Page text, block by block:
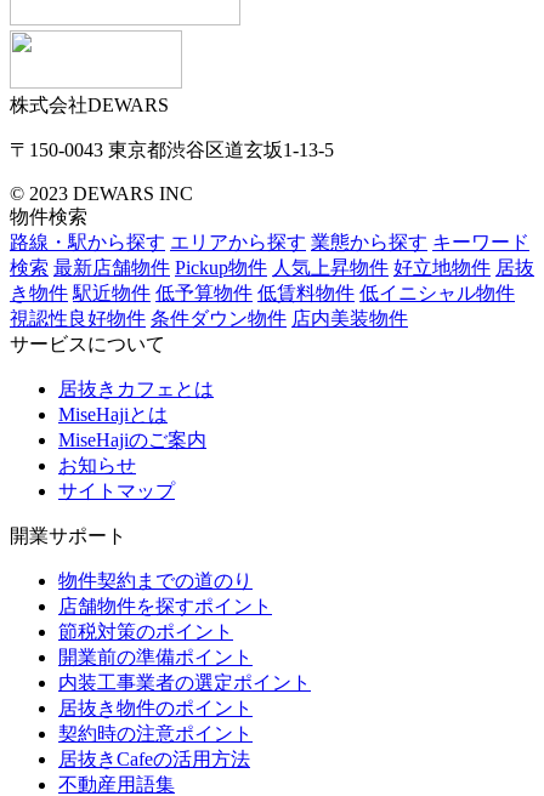
株式会社DEWARS
〒150-0043 東京都渋谷区道玄坂1-13-5
© 2023 DEWARS INC
物件検索
路線・駅から探す エリアから探す 業態から探す キーワード
検索 最新店舗物件 Pickup物件 人気上昇物件 好立地物件 居抜
き物件 駅近物件 低予算物件 低賃料物件 低イニシャル物件
視認性良好物件 条件ダウン物件 店内美装物件
サービスについて
居抜きカフェとは
MiseHajiとは
MiseHajiのご案内
お知らせ
サイトマップ
開業サポート
物件契約までの道のり
店舗物件を探すポイント
節税対策のポイント
開業前の準備ポイント
内装工事業者の選定ポイント
居抜き物件のポイント
契約時の注意ポイント
居抜きCafeの活用方法
不動産用語集